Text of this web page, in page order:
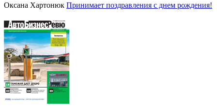
Оксана Хартонюк Принимает поздравления с днем рождения!